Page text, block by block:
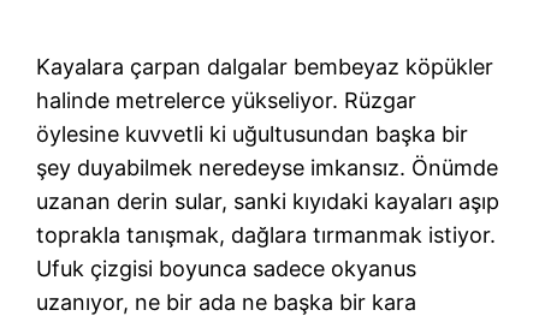
Kayalara çarpan dalgalar bembeyaz köpükler
halinde metrelerce yükseliyor. Rüzgar
öylesine kuvvetli ki uğultusundan başka bir
şey duyabilmek neredeyse imkansız. Önümde
uzanan derin sular, sanki kıyıdaki kayaları aşıp
toprakla tanışmak, dağlara tırmanmak istiyor.
Ufuk çizgisi boyunca sadece okyanus
uzanıyor, ne bir ada ne başka bir kara